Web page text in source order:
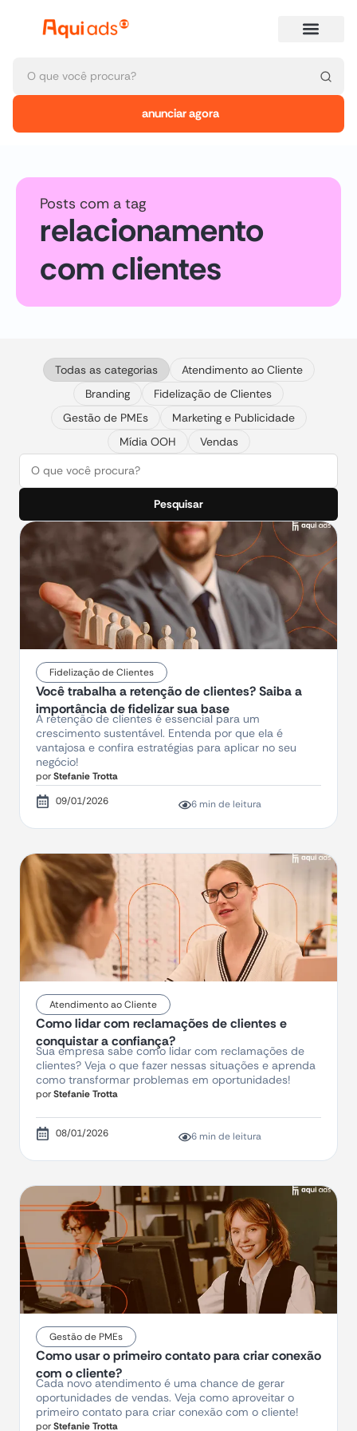
anunciar agora
Posts com a tag
relacionamento
com clientes
Todas as categorias
Atendimento ao Cliente
Branding
Fidelização de Clientes
Gestão de PMEs
Marketing e Publicidade
Mídia OOH
Vendas
Pesquisar
Fidelização de Clientes
Você trabalha a retenção de clientes? Saiba a
importância de fidelizar sua base
A retenção de clientes é essencial para um
crescimento sustentável. Entenda por que ela é
vantajosa e confira estratégias para aplicar no seu
negócio!
porStefanie Trotta
09/01/2026
6 min de leitura
Atendimento ao Cliente
Como lidar com reclamações de clientes e
conquistar a confiança?
Sua empresa sabe como lidar com reclamações de
clientes? Veja o que fazer nessas situações e aprenda
como transformar problemas em oportunidades!
porStefanie Trotta
08/01/2026 6 min de leitura
Gestão de PMEs
Como usar o primeiro contato para criar conexão
com o cliente?
Cada novo atendimento é uma chance de gerar
oportunidades de vendas. Veja como aproveitar o
primeiro contato para criar conexão com o cliente!
porStefanie Trotta